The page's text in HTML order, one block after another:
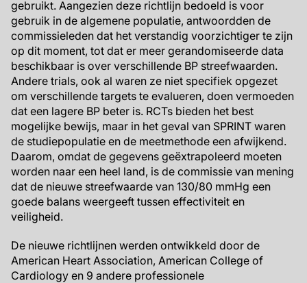
gebruikt. Aangezien deze richtlijn bedoeld is voor
gebruik in de algemene populatie, antwoordden de
commissieleden dat het verstandig voorzichtiger te zijn
op dit moment, tot dat er meer gerandomiseerde data
beschikbaar is over verschillende BP streefwaarden.
Andere trials, ook al waren ze niet specifiek opgezet
om verschillende targets te evalueren, doen vermoeden
dat een lagere BP beter is. RCTs bieden het best
mogelijke bewijs, maar in het geval van SPRINT waren
de studiepopulatie en de meetmethode een afwijkend.
Daarom, omdat de gegevens geëxtrapoleerd moeten
worden naar een heel land, is de commissie van mening
dat de nieuwe streefwaarde van 130/80 mmHg een
goede balans weergeeft tussen effectiviteit en
veiligheid.
De nieuwe richtlijnen werden ontwikkeld door de
American Heart Association, American College of
Cardiology en 9 andere professionele